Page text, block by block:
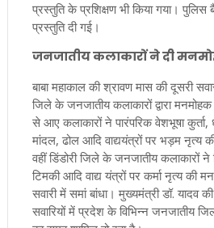
प्रस्तुति के प्रशिक्षण भी किया गया। पुलिस
प्रस्तुति दी गई।
जनजातीय कलाकारों ने दी
बाबा महाकाल की श्रावण मास की दूसरी
जिले के जनजातीय कलाकारों द्वारा मनमोहक
से आए कलाकारों ने पारंपरिक वेशभूषा
मांदल, ढोल आदि वाद्ययंत्रों पर भड़म नृत्य
वहीं डिंडोरी जिले के जनजातीय कलाकारों ने
टिमकी आदि वाद्य यंत्रों पर कर्मा नृत्य की
सवारी में समां बांधा। मुख्यमंत्री डॉ. यादव
सवारियों में प्रदेश के विभिन्न जनजातीय